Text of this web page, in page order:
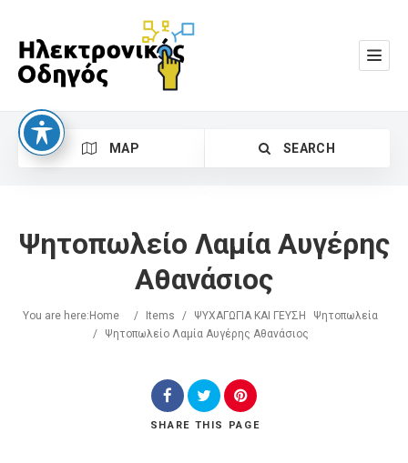
MAP SEARCH
Search
Ψητοπωλείο Λαμία Αυγέρης
Αθανάσιος
You are here: Home / Items / ΨΥΧΑΓΩΓΙΑ ΚΑΙ ΓΕΥΣΗ
Ψητοπωλεία
/
Ψητοπωλείο Λαμία Αυγέρης Αθανάσιος
SHARE THIS PAGE